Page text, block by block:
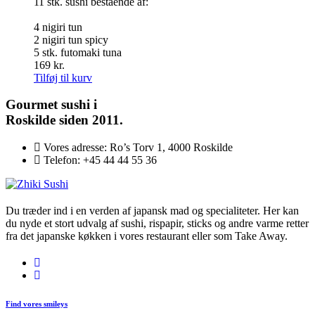
4 nigiri tun
2 nigiri tun spicy
5 stk. futomaki tuna
169 kr.
Tilføj til kurv
Gourmetsushi i
Roskilde siden 2011.
Vores adresse: Ro’s Torv 1, 4000 Roskilde
Telefon: +45 44 44 55 36
Du træder ind i en verden af japansk mad og specialiteter. Her kan
du nyde et stort udvalg af sushi, rispapir, sticks og andre varme retter
fra det japanske køkken i vores restaurant eller som Take Away.
Find vores smileys